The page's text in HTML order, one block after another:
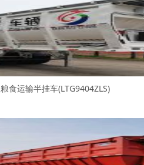
食运输半挂车(LTG9404ZLS)